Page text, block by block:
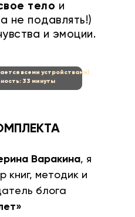
всеми устройствами)
33 минуты
тело и
не подавлять!)
и эмоции.
Варакина, я
книг, методик и
блога